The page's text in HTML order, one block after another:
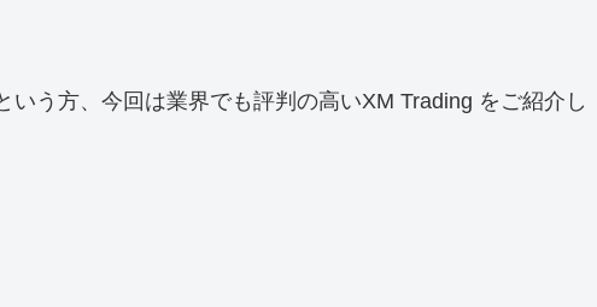
う方、今回は業界でも評判の高いXM Trading をご紹介し